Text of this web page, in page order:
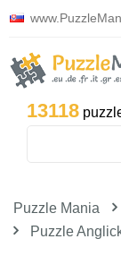
13118
Puzzle Mania
Puzzle